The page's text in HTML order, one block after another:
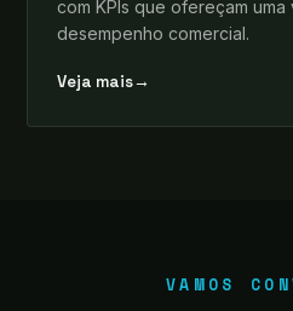
com KPIs que ofereçam
desempenho comercial.
Veja mais→
VAMOS